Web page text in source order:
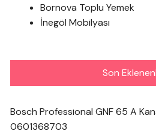
Bornova Toplu Yemek
İnegöl Mobilyası
Son
Bosch Professional GNF 65 A
0601368703